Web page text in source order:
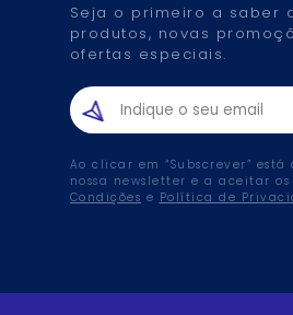
Seja o primeiro a saber
produtos, novas
ofertas especiais.
Ao clicar em “Subscrever”
nossa newsletter e a aceitar os
Condições e Política de